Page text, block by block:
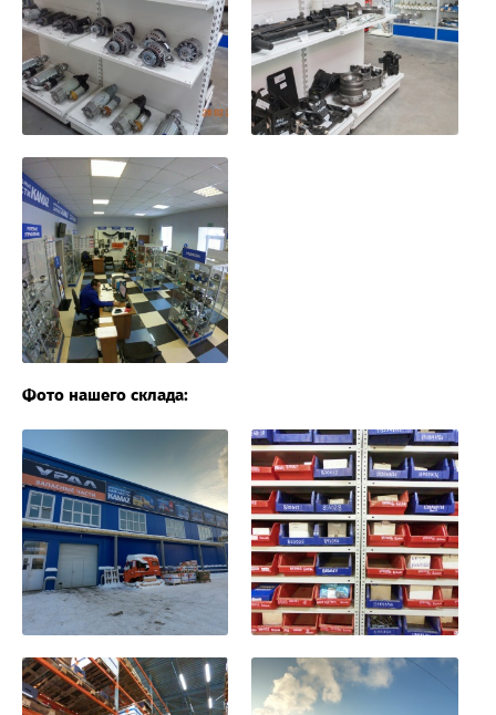
Фото нашего склада: